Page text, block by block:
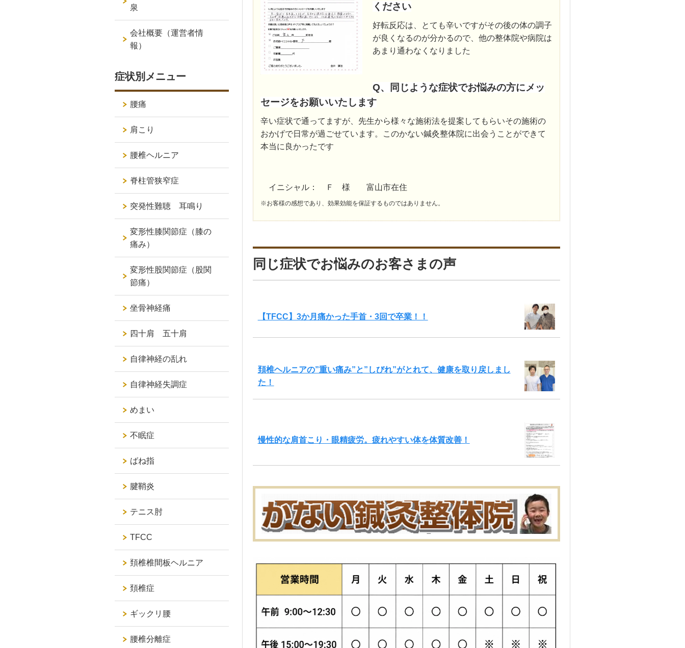
ください
好転反応は、とても辛いですがその後の体の調子
が良くなるのが分かるので、他の整体院や病院は
あまり通わなくなりました
Q、同じような症状でお悩みの方にメッ
セージをお願いいたします
辛い症状で通ってますが、先生から様々な施術法を提案してもらいその施術の
おかげで日常が過ごせています。このかない鍼灸整体院に出会うことができて
本当に良かったです
イニシャル： Ｆ 様 富山市在住
※お客様の感想であり、効果効能を保証するものではありません。
同じ症状でお悩みのお客さまの声
【TFCC】3か月痛かった手首・3回で卒業！！
頚椎ヘルニアの”重い痛み”と”しびれ”がとれて、健康を取り戻しまし
た！
慢性的な肩首こり・眼精疲労。疲れやすい体を体質改善！
泉
会社概要（運営者情
報）
症状別メニュー
腰痛
肩こり
腰椎ヘルニア
脊柱管狭窄症
突発性難聴 耳鳴り
変形性膝関節症（膝の
痛み）
変形性股関節症（股関
節痛）
坐骨神経痛
四十肩 五十肩
自律神経の乱れ
自律神経失調症
めまい
不眠症
ばね指
腱鞘炎
テニス肘
TFCC
頚椎椎間板ヘルニア
頚椎症
ギックリ腰
腰椎分離症